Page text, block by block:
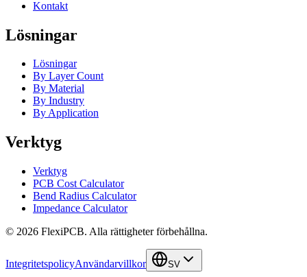
Kontakt
Lösningar
Lösningar
By Layer Count
By Material
By Industry
By Application
Verktyg
Verktyg
PCB Cost Calculator
Bend Radius Calculator
Impedance Calculator
© 2026 FlexiPCB. Alla rättigheter förbehållna.
IntegritetspolicyAnvändarvillkor SV